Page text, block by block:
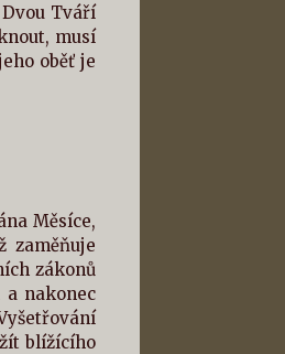
Tváří
musí
oběť je
Měsíce,
zaměňuje
zákonů
nakonec
blížícího